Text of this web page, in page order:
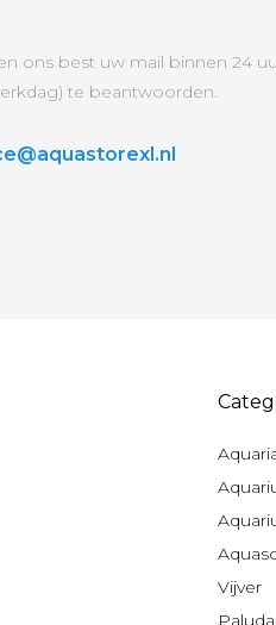
ons best uw mail binnen 24
te beantwoorden.
Vijver